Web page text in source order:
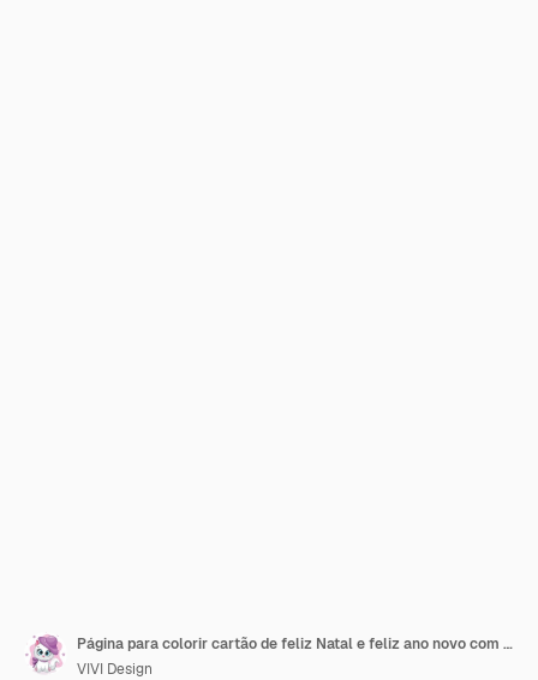
Página para colorir cartão de feliz Natal e feliz ano novo com coelho
VIVI Design